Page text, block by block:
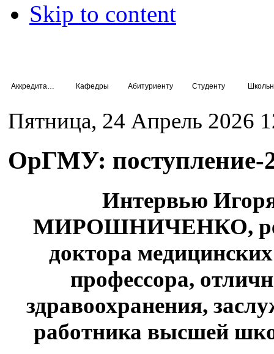
Skip to content
Кафедры Абитуриенту Студенту
Пятница, 24 Апрель 2026
ОрГМУ: поступление-
Интервью
МИРОШНИЧЕНКО,
доктора
профессора,
здравоохранения,
работника высшей